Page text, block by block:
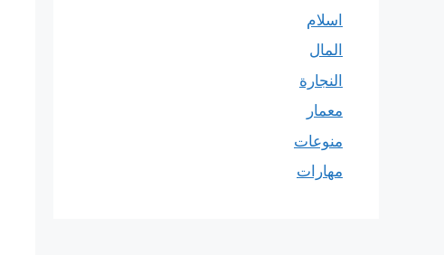
اسلام
المال
النجارة
معمار
منوعات
مهارات